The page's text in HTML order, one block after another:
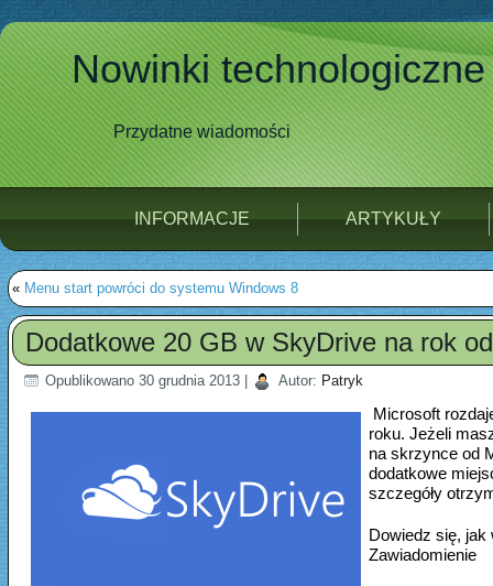
Nowinki technologiczne
Przydatne wiadomości
INFORMACJE ARTYKUŁY
« Menu start powróci do systemu Windows 8
Dodatkowe 20 GB w SkyDrive na rok
Opublikowano 30 grudnia 2013 Autor: Patryk
Microsoft
roku. Jeżeli
na skrzynce od
dodatkowe
szczegóły
Dowiedz się, jak
Zawiadomienie